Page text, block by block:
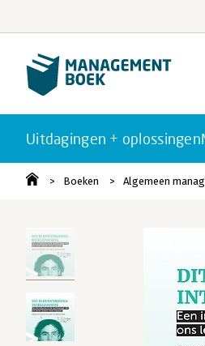
Uitdagingen + oplossingen
Boeken Algemeen